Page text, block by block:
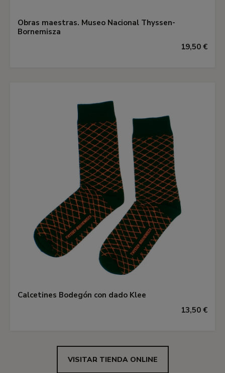
Obras maestras. Museo Nacional Thyssen-
Bornemisza
19,50 €
Calcetines Bodegón con dado Klee
13,50 €
VISITAR TIENDA ONLINE